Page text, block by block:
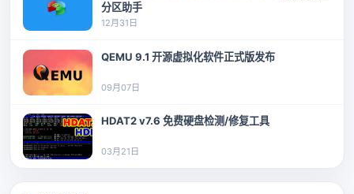
分区助手
12月31日
QEMU 9.1 开源虚拟化软件正式版发布
09月07日
HDAT2 v7.6 免费硬盘检测/修复工具
03月21日